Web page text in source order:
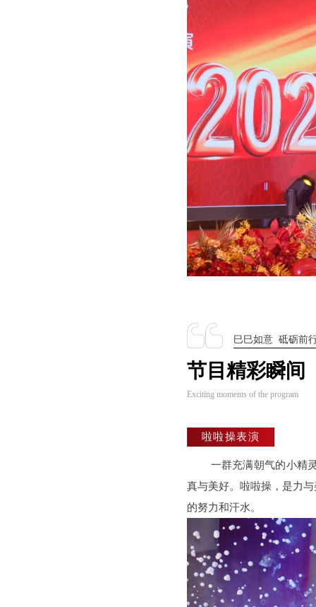
巳巳如意 砥砺前
节目精彩瞬间
Exciting moments of the program
啦啦操表演
一群充满朝气的小精
真与美好。啦啦操，是力
的努力和汗水。